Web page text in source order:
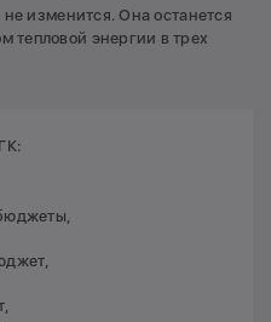
изменится. Она останется
энергии в трех